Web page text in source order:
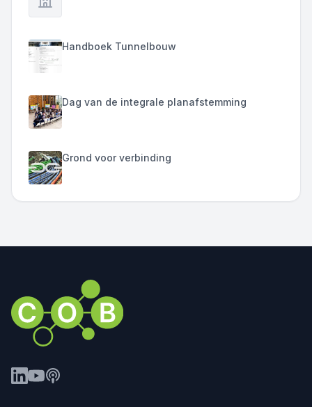
Handboek Tunnelbouw
Dag van de integrale planafstemming
Grond voor verbinding